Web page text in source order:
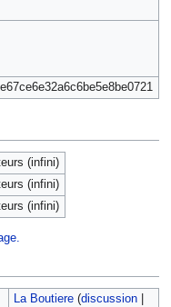
(infini)
(infini)
(infini)
La Boutiere (discussion|